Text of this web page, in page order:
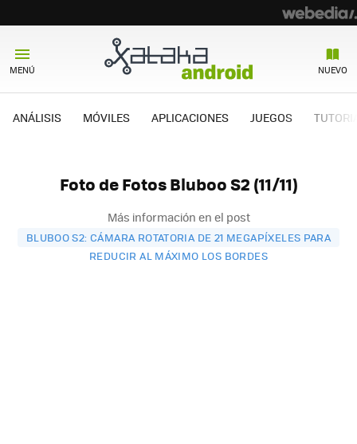
MENÚ NUEVO
ANÁLISIS MÓVILES APLICACIONES JUEGOS
Foto de Fotos Bluboo S2 (11/11)
Más información en el post
BLUBOO S2: CÁMARA ROTATORIA DE 21 MEGAPÍXELES PARA
REDUCIR AL MÁXIMO LOS BORDES